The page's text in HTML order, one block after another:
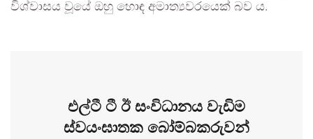
විශ්වාසය වූයේ ඔහු හොඳ අමාත්‍යවරයෙක් බව ය.
එල්ටී ටී ඊ සංවිධානය වැඩිම
ස්වයංඝාතක බෝම්බකරුවන්